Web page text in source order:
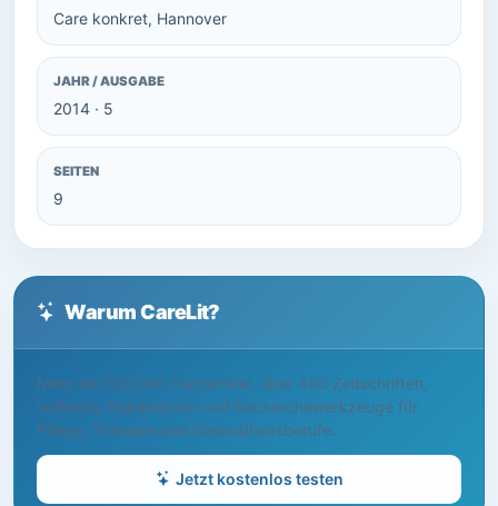
Care konkret, Hannover
JAHR / AUSGABE
2014 · 5
SEITEN
9
Warum CareLit?
Mehr als 500.000 Fachartikel, über 450 Zeitschriften,
Volltexte, Readerlisten und Recherchewerkzeuge für
Pflege, Therapie und Gesundheitsberufe.
Jetzt kostenlos testen